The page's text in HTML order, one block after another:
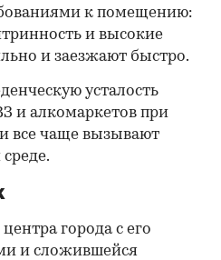
к помещению:
и высокие
и заезжают быстро.
усталость
и алкомаркетов при
все чаще вызывают
города с его
и сложившейся